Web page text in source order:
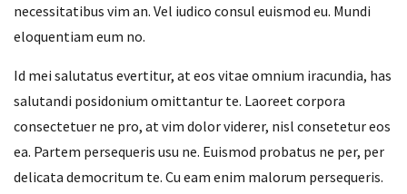
necessitatibus vim an. Vel iudico consul euismod eu. Mundi
eloquentiam eum no.
Id mei salutatus evertitur, at eos vitae omnium iracundia, has
salutandi posidonium omittantur te. Laoreet corpora
consectetuer ne pro, at vim dolor viderer, nisl consetetur eos
ea. Partem persequeris usu ne. Euismod probatus ne per, per
delicata democritum te. Cu eam enim malorum persequeris.